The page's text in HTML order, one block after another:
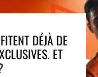
DÉJÀ DE
ET